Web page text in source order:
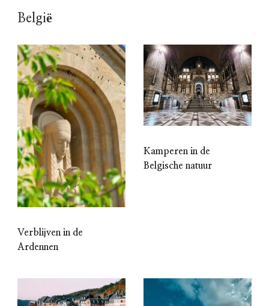
België
Verblijven in de
Ardennen
Kamperen in de
Belgische natuur